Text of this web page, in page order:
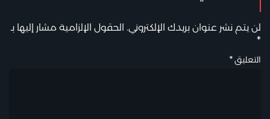
لن يتم نشر عنوان بريدك الإلكتروني. الحقول الإلزامية مشار إليها بـ
*
التعليق*